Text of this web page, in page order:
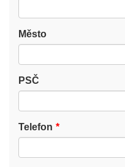
Město
PSČ
Telefon